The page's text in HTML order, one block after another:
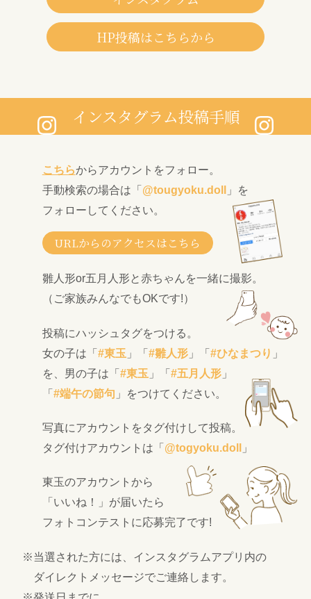
HP投稿はこちらから
インスタグラム投稿手順
こちらからアカウントをフォロー。
手動検索の場合は「 @tougyoku.doll
」を
フォローしてください。
URLからのアクセスはこちら
雛人形or五月人形と赤ちゃんを一緒に撮影。
（ご家族みんなでもOKです!）
投稿にハッシュタグをつける。
女の子は「 #東玉 」「 #雛人形」「 #ひなまつり 」
を、 男の子は「 #東玉 」「 #五月人形」
「 #端午の節句 」をつけてください。
写真にアカウントをタグ付けして投稿。
タグ付けアカウントは「 @togyoku.doll 」
東玉のアカウントから
「いいね！」が届いたら
フォトコンテストに応募完了です!
※当選された方には、インスタグラムアプリ内の
ダイレクトメッセージでご連絡します。